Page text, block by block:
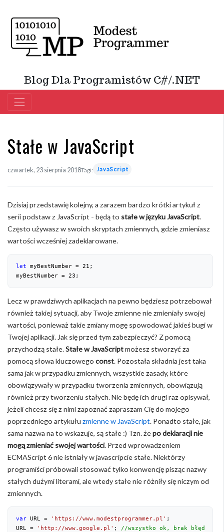
Blog Dla Programistów C#/.NET
Stałe w JavaScript
czwartek, 23 sierpnia 2018Tagi: JavaScript
Dzisiaj przedstawię kolejny, a zarazem bardzo krótki artykuł z
serii podstaw z JavaScript - będą to stałe w języku JavaScript.
Często używasz w swoich skryptach zmiennych, gdzie zmieniasz
wartości wcześniej zadeklarowane.
let myBestNumber = 21 ;
myBestNumber = 23 ;
Lecz w prawdziwych aplikacjach na pewno będziesz potrzebował
również takiej sytuacji, aby Twoje zmienne nie zmieniały swojej
wartości, ponieważ takie zmiany mogę spowodować jakieś bugi w
Twojej aplikacji. Jak się przed tym zabezpieczyć? Z pomocą
przychodzą stałe.Stałe w JavaScriptmożesz stworzyć za
pomocą słowa kluczowego const. Pozostała składnia jest taka
sama jak w przypadku zmiennych, wszystkie zasady, które
obowiązywały w przypadku tworzenia zmiennych, obowiązują
również przy tworzeniu stałych. Nie będę ich drugi raz opisywał,
jeżeli chcesz się z nimi zapoznać zapraszam Cię do mojego
poprzedniego artykułu zmienne w JavaScript. Ponadto stałe, jak
sama nazwa na to wskazuje, są stałe :) Tzn. żepo deklaracji nie
mogą zmieniać swojej wartości. Przed wprowadzeniem
ECMAScript 6 nie istniały w javascripcie stałe. Niektórzy
programiści próbowali stosować tylko konwencję pisząc nazwy
stałych dużymi literami, ale wtedy stałe nie różniły się niczym od
zmiennych.
var URL = 'https://www.modestprogrammer.pl' ;
URL =
'http://www.google.pl' ; //wszystko ok, brak błędu.